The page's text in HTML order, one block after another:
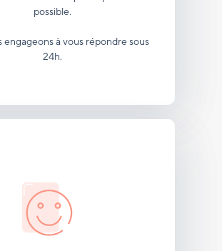
possible.
engageons à vous répondre sous
24h.